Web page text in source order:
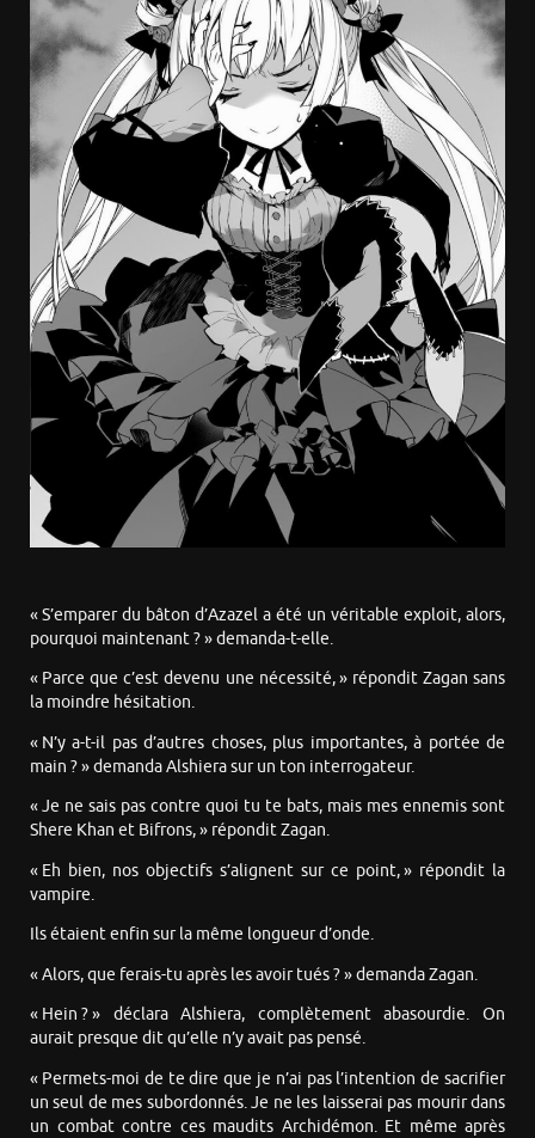
« S’emparer du bâton d’Azazel a été un véritable exploit, alors,
pourquoi maintenant ? » demanda-t-elle.
« Parce que c’est devenu une nécessité, » répondit Zagan sans
la moindre hésitation.
« N’y a-t-il pas d’autres choses, plus importantes, à portée de
main ? » demanda Alshiera sur un ton interrogateur.
« Je ne sais pas contre quoi tu te bats, mais mes ennemis sont
Shere Khan et Bifrons, » répondit Zagan.
« Eh bien, nos objectifs s’alignent sur ce point, » répondit la
vampire.
Ils étaient enfin sur la même longueur d’onde.
« Alors, que ferais-tu après les avoir tués ? » demanda Zagan.
« Hein ? » déclara Alshiera, complètement abasourdie. On
aurait presque dit qu’elle n’y avait pas pensé.
« Permets-moi de te dire que je n’ai pas l’intention de sacrifier
un seul de mes subordonnés. Je ne les laisserai pas mourir dans
un combat contre ces maudits Archidémon. Et même après